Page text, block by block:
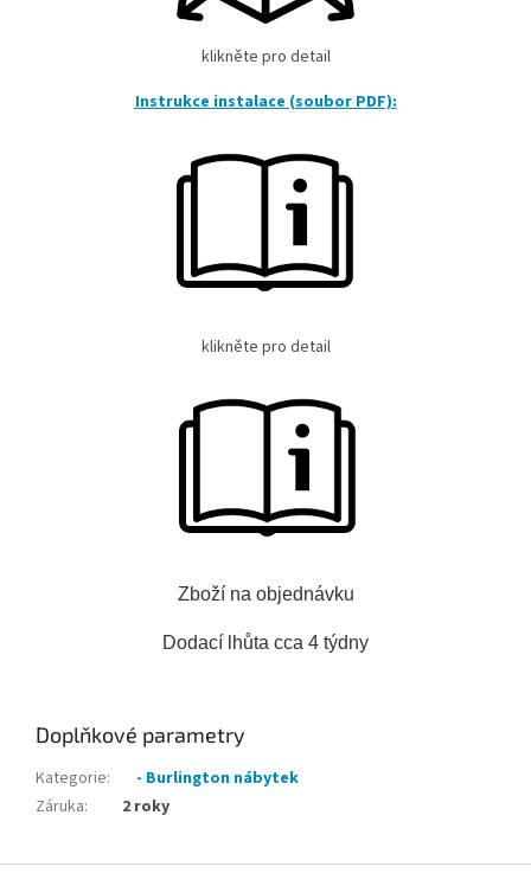
klikněte pro detail
Instrukce instalace (soubor PDF):
klikněte pro detail
Zboží na objednávku
Dodací lhůta cca 4 týdny
Doplňkové parametry
Kategorie:
- Burlington nábytek
Záruka: 2 roky